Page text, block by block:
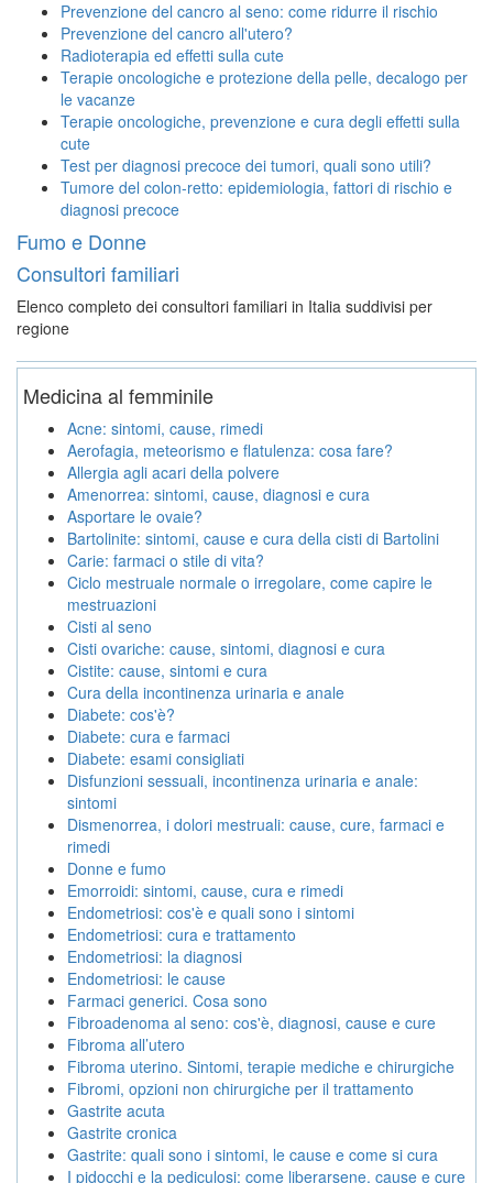
Prevenzione del cancro al seno: come ridurre il rischio
Prevenzione del cancro all'utero?
Radioterapia ed effetti sulla cute
Terapie oncologiche e protezione della pelle, decalogo per
le vacanze
Terapie oncologiche, prevenzione e cura degli effetti sulla
cute
Test per diagnosi precoce dei tumori, quali sono utili?
Tumore del colon-retto: epidemiologia, fattori di rischio e
diagnosi precoce
Fumo e Donne
Consultori familiari
Elenco completo dei consultori familiari in Italia suddivisi per
regione
Medicina al femminile
Acne: sintomi, cause, rimedi
Aerofagia, meteorismo e flatulenza: cosa fare?
Allergia agli acari della polvere
Amenorrea: sintomi, cause, diagnosi e cura
Asportare le ovaie?
Bartolinite: sintomi, cause e cura della cisti di Bartolini
Carie: farmaci o stile di vita?
Ciclo mestruale normale o irregolare, come capire le
mestruazioni
Cisti al seno
Cisti ovariche: cause, sintomi, diagnosi e cura
Cistite: cause, sintomi e cura
Cura della incontinenza urinaria e anale
Diabete: cos'è?
Diabete: cura e farmaci
Diabete: esami consigliati
Disfunzioni sessuali, incontinenza urinaria e anale:
sintomi
Dismenorrea, i dolori mestruali: cause, cure, farmaci e
rimedi
Donne e fumo
Emorroidi: sintomi, cause, cura e rimedi
Endometriosi: cos'è e quali sono i sintomi
Endometriosi: cura e trattamento
Endometriosi: la diagnosi
Endometriosi: le cause
Farmaci generici. Cosa sono
Fibroadenoma al seno: cos'è, diagnosi, cause e cure
Fibroma all’utero
Fibroma uterino. Sintomi, terapie mediche e chirurgiche
Fibromi, opzioni non chirurgiche per il trattamento
Gastrite acuta
Gastrite cronica
Gastrite: quali sono i sintomi, le cause e come si cura
I pidocchi e la pediculosi: come liberarsene, cause e cure